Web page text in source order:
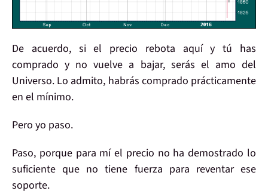
De acuerdo, si el precio rebota aquí y tú has
comprado y no vuelve a bajar, serás el amo del
Universo. Lo admito, habrás comprado prácticamente
en el mínimo.
Pero yo paso.
Paso, porque para míel precio no ha demostrado lo
suficiente que no tiene fuerza para reventar ese
soporte.